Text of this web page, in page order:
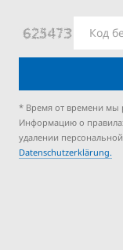
* Время от времени мы
Информацию о
удалении
Datenschutzerklärung.